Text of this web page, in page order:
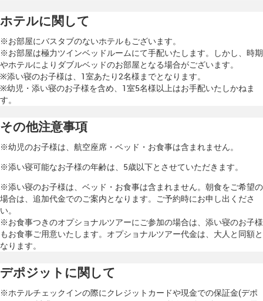
ホテルに関して
※お部屋にバスタブのないホテルもございます。
※お部屋は極力ツインベッドルームにて手配いたします。しかし、時期
やホテルによりダブルベッドのお部屋となる場合がございます。
※添い寝のお子様は、1室あたり2名様までとなります。
※幼児・添い寝のお子様を含め、1室5名様以上はお手配いたしかねま
す。
その他注意事項
※幼児のお子様は、航空座席・ベッド・お食事は含まれません。
※添い寝可能なお子様の年齢は、5歳以下とさせていただきます。
※添い寝のお子様は、ベッド・お食事は含まれません。朝食をご希望の
場合は、追加代金でのご案内となります。ご予約時にお申し出くださ
い。
※お食事つきのオプショナルツアーにご参加の場合は、添い寝のお子様
もお食事ご用意いたします。オプショナルツアー代金は、大人と同額と
なります。
デポジットに関して
※ホテルチェックインの際にクレジットカードや現金での保証金(デポ